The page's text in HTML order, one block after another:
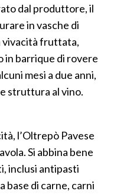
dal produttore, il
in vasche di
vivacità fruttata,
in barrique di rovere
mesi a due anni,
struttura al vino.
l’Oltrepò Pavese
Si abbina bene
inclusi antipasti
base di carne, carni